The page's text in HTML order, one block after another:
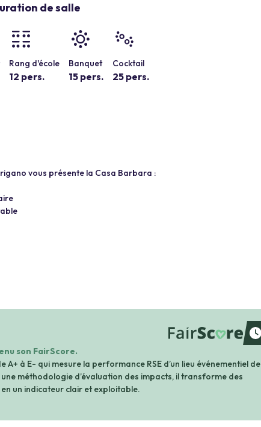
de salle
Rang d'école
12 pers.
Banquet
15 pers.
Cocktail
25 pers.
vous présente la Casa Barbara :
waiting
son FairScore.
A+ à E- qui mesure la performance RSE d’un lieu événementiel de
méthodologie d’évaluation des impacts, il transforme des
un indicateur clair et exploitable.